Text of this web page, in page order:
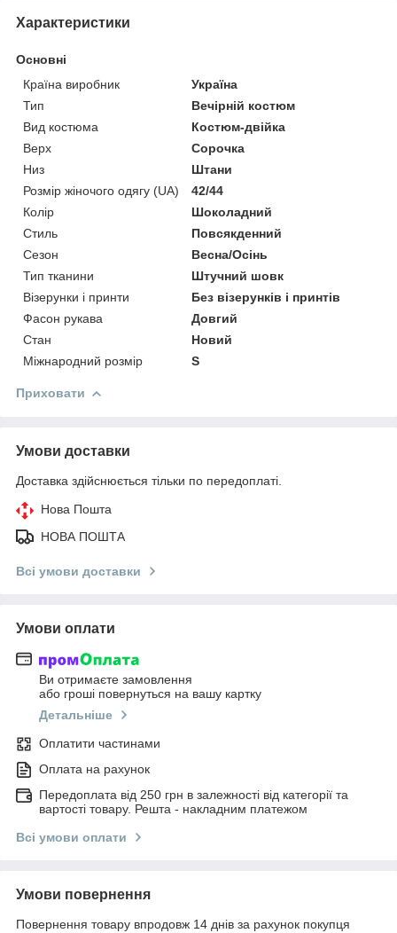
Характеристики
Основні
Країна виробник
Україна
Тип
Вечірній костюм
Вид костюма
Костюм-двійка
Верх
Сорочка
Низ
Штани
Розмір жіночого одягу (UA)
42/44
Колір
Шоколадний
Стиль
Повсякденний
Сезон
Весна/Осінь
Тип тканини
Штучний шовк
Візерунки і принти
Без візерунків і принтів
Фасон рукава
Довгий
Стан
Новий
Міжнародний розмір
S
Приховати
Умови доставки
Доставка здійснюється тільки по передоплаті.
Нова Пошта
НОВА ПОШТА
Всі умови доставки
Умови оплати
Ви отримаєте замовлення
або гроші повернуться на вашу картку
Детальніше
Оплатити частинами
Оплата на рахунок
Передоплата від 250 грн в залежності від категорії та
вартості товару. Решта - накладним платежом
Всі умови оплати
Умови повернення
Повернення товару впродовж 14 днів за рахунок покупця